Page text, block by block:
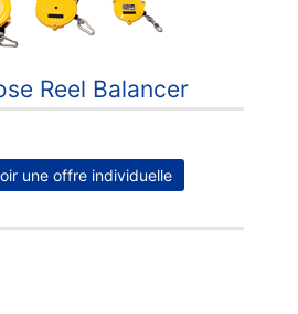
Reel Balancer
une offre individuelle